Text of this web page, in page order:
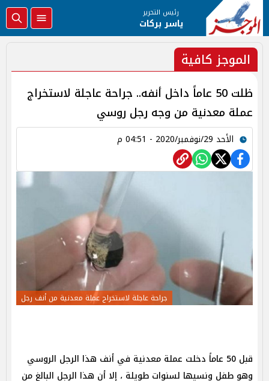
رئيس التحرير
ياسر بركات
الموجز كافية
ظلت 50 عاماً داخل أنفه.. جراحة عاجلة لاستخراج
عملة معدنية من وجه رجل روسي
الأحد 29/نوفمبر/2020 - 04:51 م
جراحة عاجلة لاستخراج عملة معدنية من أنف رجل
قبل 50 عاماً دخلت عملة معدنية في أنف هذا الرجل الروسي
وهو طفل ونسيها لسنوات طويلة ، إلا أن هذا الرجل البالغ من